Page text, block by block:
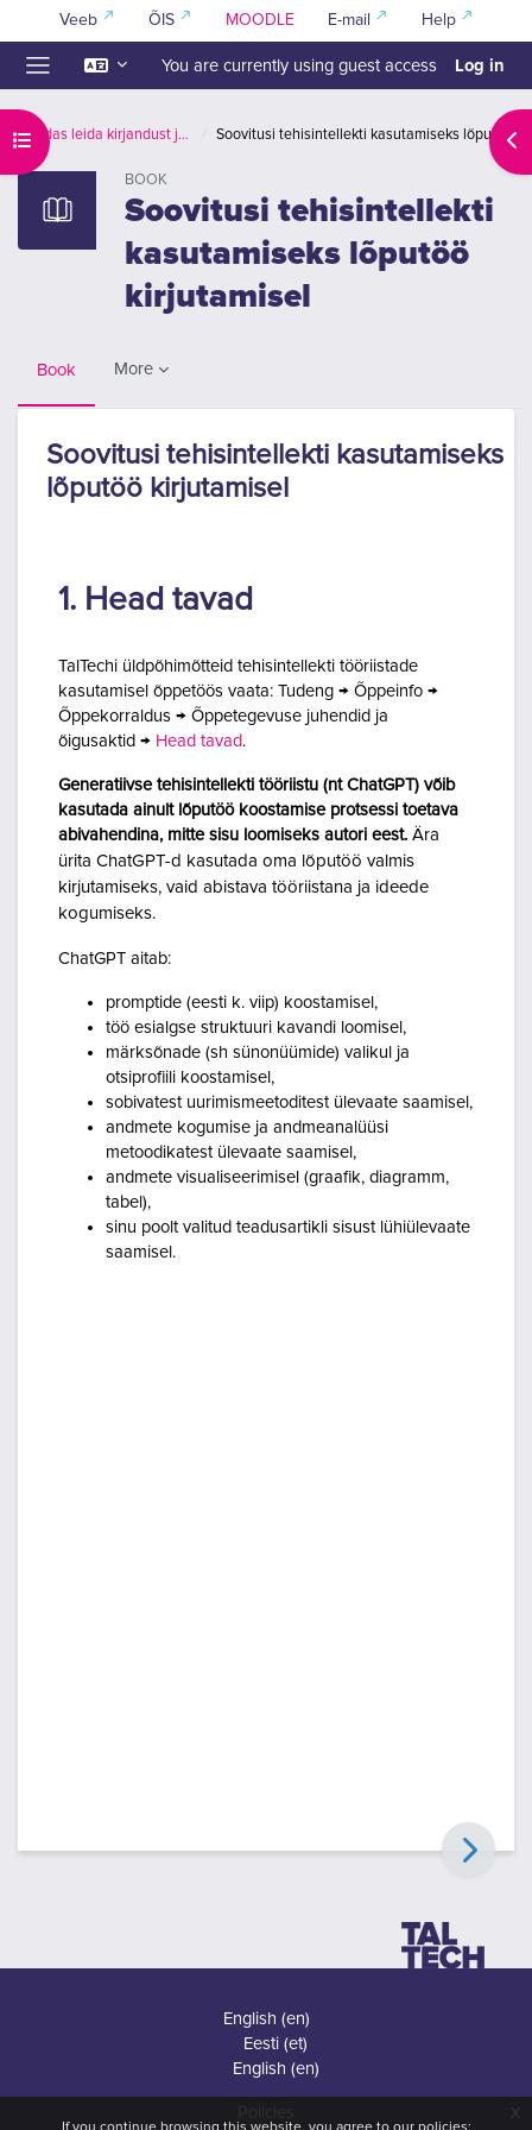
Skip to main content
x
Veeb ÕIS MOODLE E-mail Help
Side panel
You are currently using guest access Log in
Open course index Kuidas leida kirjandust ja viidata
BOOK
Soovitusi tehisintellekti
kasutamiseks lõputöö
kirjutamisel
Book More
Soovitusi tehisintellekti kasutamiseks
lõputöö kirjutamisel
1. Head tavad
TalTechi üldpõhimõtteid tehisintellekti tööriistade
kasutamisel õppetöös vaata: Tudeng → Õppeinfo →
Õppekorraldus → Õppetegevuse juhendid ja
õigusaktid → Head tavad.
Generatiivse tehisintellekti tööriistu (nt ChatGPT) võib
kasutada ainult lõputöö koostamise protsessi toetava
abivahendina, mitte sisu loomiseks autori eest. Ära
ürita ChatGPT-d kasutada oma lõputöö valmis
kirjutamiseks, vaid abistava tööriistana ja ideede
kogumiseks.
ChatGPT aitab:
promptide (eesti k. viip) koostamisel,
töö esialgse struktuuri kavandi loomisel,
märksõnade (sh sünonüümide) valikul ja
otsiprofiili koostamisel,
sobivatest uurimismeetoditest ülevaate saamisel,
andmete kogumise ja andmeanalüüsi
metoodikatest ülevaate saamisel,
andmete visualiseerimisel (graafik, diagramm,
tabel),
sinu poolt valitud teadusartikli sisust lühiülevaate
saamisel.
English ‎(en)‎
Eesti ‎(et)‎
English ‎(en)‎